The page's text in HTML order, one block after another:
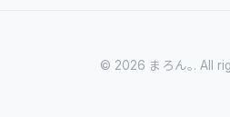
© 2026 まろん｡. All